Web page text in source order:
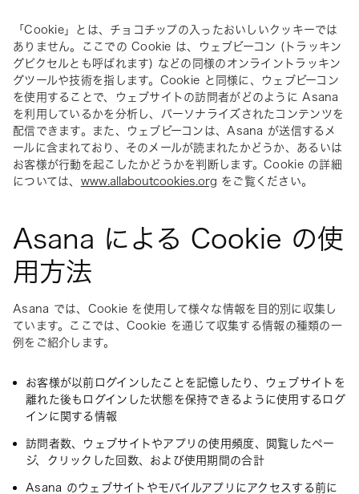
「Cookie」とは、チョコチップの入ったおいしいクッキーでは
ありません。ここでの Cookie は、ウェブビーコン (トラッキン
グピクセルとも呼ばれます) などの同様のオンライントラッキン
グツールや技術を指します。Cookie と同様に、ウェブビーコン
を使用することで、ウェブサイトの訪問者がどのように Asana
を利用しているかを分析し、パーソナライズされたコンテンツを
配信できます。また、ウェブビーコンは、Asana が送信するメ
ールに含まれており、そのメールが読まれたかどうか、あるいは
お客様が行動を起こしたかどうかを判断します。Cookie の詳細
については、 www.allaboutcookies.org をご覧ください。
Asana による Cookie の使
用方法
Asana では、Cookie を使用して様々な情報を目的別に収集し
ています。ここでは、Cookie を通じて収集する情報の種類の一
例をご紹介します。
お客様が以前ログインしたことを記憶したり、ウェブサイトを
離れた後もログインした状態を保持できるように使用するログ
インに関する情報
訪問者数、ウェブサイトやアプリの使用頻度、閲覧したペー
ジ、クリックした回数、および使用期間の合計
Asana のウェブサイトやモバイルアプリにアクセスする前に